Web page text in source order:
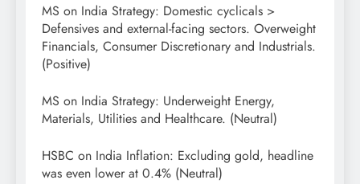
MS on India Strategy: Domestic cyclicals >
Defensives and external-facing sectors. Overweight
Financials, Consumer Discretionary and Industrials.
(Positive)
MS on India Strategy: Underweight Energy,
Materials, Utilities and Healthcare. (Neutral)
HSBC on India Inflation: Excluding gold, headline
was even lower at 0.4% (Neutral)